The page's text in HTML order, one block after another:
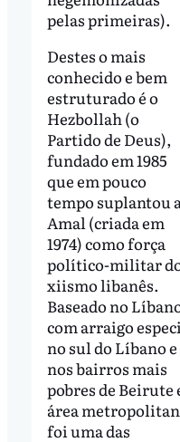
pelas primeiras).
Destes o mais
conhecido e bem
estruturado é o
Hezbollah (o
Partido de Deus),
fundado em 1985
que em pouco
tempo suplantou a
Amal (criada em
1974) como força
político-militar
xiismo libanês.
Baseado no
com arraigo
no sul do Líbano e
nos bairros mais
pobres de Beirute
área
foi uma das